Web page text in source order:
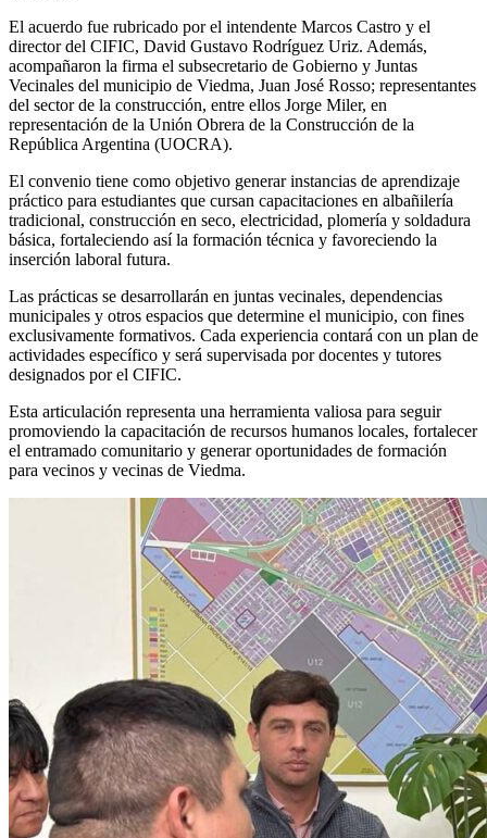
El acuerdo fue rubricado por el intendente Marcos Castro y el
director del CIFIC, David Gustavo Rodríguez Uriz. Además,
acompañaron la firma el subsecretario de Gobierno y Juntas
Vecinales del municipio de Viedma, Juan José Rosso; representantes
del sector de la construcción, entre ellos Jorge Miler, en
representación de la Unión Obrera de la Construcción de la
República Argentina (UOCRA).
El convenio tiene como objetivo generar instancias de aprendizaje
práctico para estudiantes que cursan capacitaciones en albañilería
tradicional, construcción en seco, electricidad, plomería y soldadura
básica, fortaleciendo así la formación técnica y favoreciendo la
inserción laboral futura.
Las prácticas se desarrollarán en juntas vecinales, dependencias
municipales y otros espacios que determine el municipio, con fines
exclusivamente formativos. Cada experiencia contará con un plan de
actividades específico y será supervisada por docentes y tutores
designados por el CIFIC.
Esta articulación representa una herramienta valiosa para seguir
promoviendo la capacitación de recursos humanos locales, fortalecer
el entramado comunitario y generar oportunidades de formación
para vecinos y vecinas de Viedma.